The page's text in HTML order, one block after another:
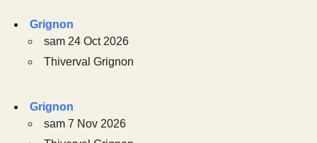
Grignon
sam 24 Oct 2026
Thiverval Grignon
Grignon
sam 7 Nov 2026